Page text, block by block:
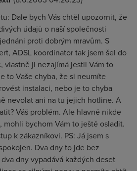
Dale bych Vás chtěl upozornit, že
údajů o naší společnosti
proti dobrým mravům. S
ADSL koordinator tak jsem šel do
vlastně ji nezajímá jestli Vám to
to Vaše chyba, že si neumíte
instalaci, nebo je to chyba
nevolat ani na tu jejich hotline. A
Váš problém. Ale hlavně nikde
mohli bychom Vám to ještě osladit.
k zákazníkovi. PS: Já jsem s
Dva dny to jde bez
dny vypadává každých deset